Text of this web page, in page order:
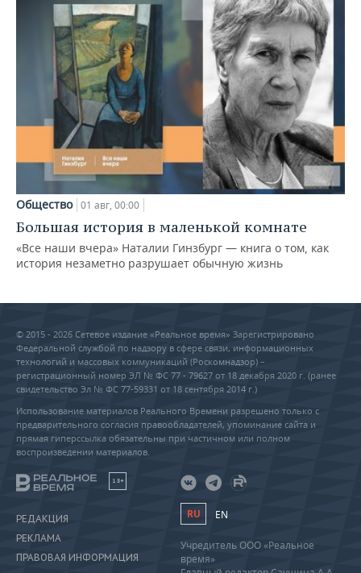
Общество 01 авг, 00:00
Большая история в маленькой комнате
«Все наши вчера» Наталии Гинзбург — книга о том, как
история незаметно разрушает обычную жизнь
© 2015 - 2026 Сетевое издание «Реальное время» Зарегистрировано
Федеральной службой по надзору в сфере связи, информационных
технологий и массовых коммуникаций (Роскомнадзор) –
регистрационный номер ЭЛ № ФС 77 - 79627 от 18 декабря 2020 г. (ранее
свидетельство Эл № ФС 77-59331 от 18 сентября 2014 г.)
Использование материалов Реального Времени разрешено только с
предварительного согласия правообладателей, упоминание сайта и
прямая гиперссылка обязательны при частичном или полном
воспроизведении материалов.
18+
РЕДАКЦИЯ
РЕКЛАМА
ПРАВОВАЯ ИНФОРМАЦИЯ
RU EN
Учредитель ООО «Реальное
время»